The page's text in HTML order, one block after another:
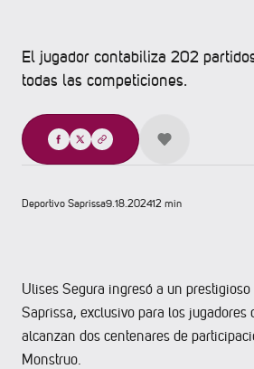
El jugador contabiliza 202
todas las competiciones.
Compartir
Deportivo Saprissa9.18.202412 min
Ulises Segura ingresó a un
Saprissa, exclusivo para los
alcanzan dos centenares de
Monstruo.